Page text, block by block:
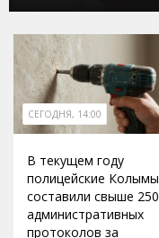
СЕГОДНЯ, 14:00
В текущем году
полицейские Колымы
составили свыше 250
административных
протоколов за